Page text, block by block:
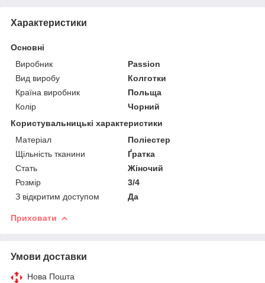
Характеристики
Основні
Виробник
Passion
Вид виробу
Колготки
Країна виробник
Польща
Колір
Чорний
Користувальницькі характеристики
Матеріал
Поліестер
Щільність тканини
Ґратка
Стать
Жіночий
Розмір
3/4
З відкритим доступом
Да
Приховати
Умови доставки
Нова Пошта